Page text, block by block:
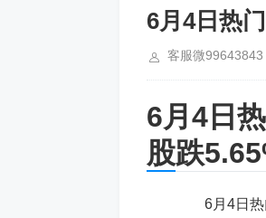
6月4日热
客服微99643843
6月4日
股跌
6月4日热门